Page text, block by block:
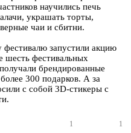
научились печь
украшать торты,
чаи и сбитни.
запустили акцию
шесть фестивальных
брендированные
300 подарков. А за
с собой 3D-стикеры с
1 1